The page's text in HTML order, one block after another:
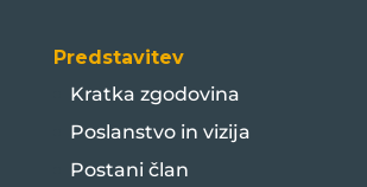
Predstavitev
Kratka zgodovina
Poslanstvo in vizija
Postani član